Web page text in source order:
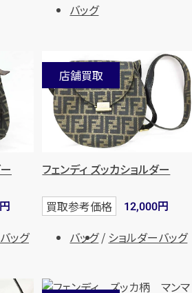
バッグ
ッグ
店舗買取
フェンディ ズッカショルダー
買取参考価格 12,000円
バッグ
ショルダーバッグ